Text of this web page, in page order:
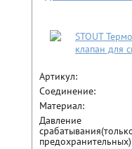
Артикул:
Соединение:
Материал:
Давление